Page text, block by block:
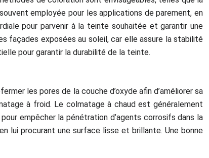
employée pour les applications de parement, en
pour parvenir à la teinte souhaitée et garantir une
façades exposées au soleil, car elle assure la stabilité
pour garantir la durabilité de la teinte.
les pores de la couche d’oxyde afin d’améliorer sa
à froid. Le colmatage à chaud est généralement
empêcher la pénétration d’agents corrosifs dans la
lui procurant une surface lisse et brillante. Une bonne